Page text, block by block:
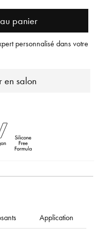
panier
en salon
personnalisé dans votre
Application